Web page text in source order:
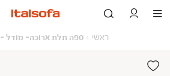
ראשי ראשי
ספה תלת ארוכה- מודל - Massimo